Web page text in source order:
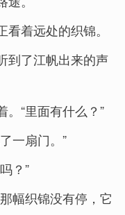
着远处的织锦。
到了江帆出来的声
。“里面有什么？”
一扇门。”
？”
幅织锦没有停，它